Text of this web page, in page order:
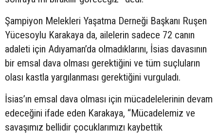
Şampiyon Melekleri Yaşatma Derneği Başkanı Ruşen
Yücesoylu Karakaya da, ailelerin sadece 72 canın
adaleti için Adıyaman’da olmadıklarını, İsias davasının
bir emsal dava olması gerektiğini ve tüm suçluların
olası kastla yargılanması gerektiğini vurguladı.
İsias’ın emsal dava olması için mücadelelerinin devam
edeceğini ifade eden Karakaya, “Mücadelemiz ve
savaşımız bellidir çocuklarımızı kaybettik